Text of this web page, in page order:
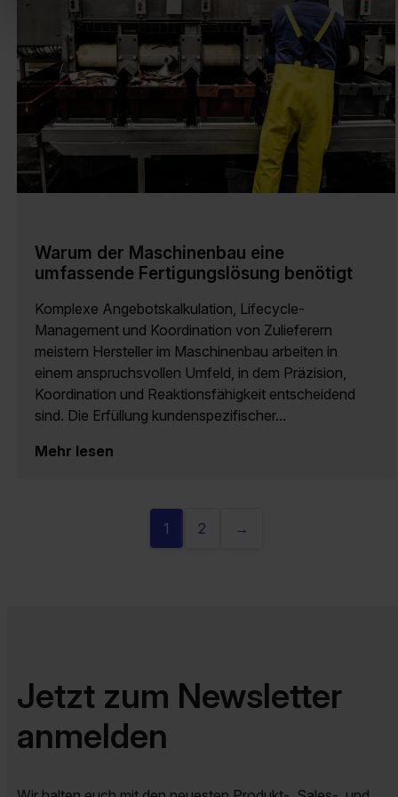
Warum der Maschinenbau eine
umfassende Fertigungslösung benötigt
Komplexe Angebotskalkulation, Lifecycle-
Management und Koordination von Zulieferern
meistern Hersteller im Maschinenbau arbeiten in
einem anspruchsvollen Umfeld, in dem Präzision,
Koordination und Reaktionsfähigkeit entscheidend
sind. Die Erfüllung kundenspezifischer...
Mehr lesen
1 2 →
Jetzt zum Newsletter
anmelden